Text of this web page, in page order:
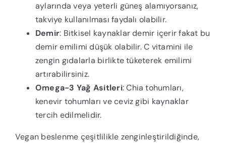
aylarında veya yeterli güneş alamıyorsanız,
takviye kullanılması faydalı olabilir.
Demir: Bitkisel kaynaklar demir içerir fakat bu
demir emilimi düşük olabilir. C vitamini ile
zengin gıdalarla birlikte tüketerek emilimi
artırabilirsiniz.
Omega-3 Yağ Asitleri: Chia tohumları,
kenevir tohumları ve ceviz gibi kaynaklar
tercih edilmelidir.
Vegan beslenme çeşitlilikle zenginleştirildiğinde,